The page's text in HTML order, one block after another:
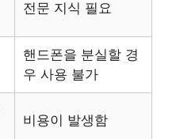
전문 지식 필요
핸드폰을 분실할 경
우 사용 불가
비용이 발생함